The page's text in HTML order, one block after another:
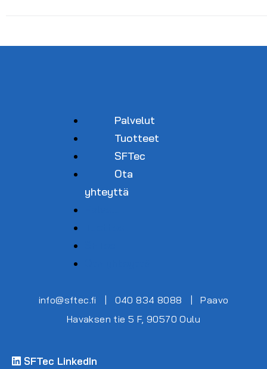
Palvelut
Tuotteet
SFTec
Ota
yhteyttä
info@sftec.fi 040 834 8088 |Paavo
Havaksen tie 5 F, 90570 Oulu
SFTec LinkedIn